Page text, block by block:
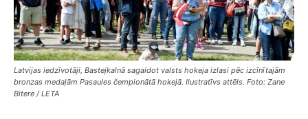
Latvijas iedzīvotāji, Bastejkalnā sagaidot valsts hokeja izlasi pēc izcīnītajām
bronzas medaļām Pasaules čempionātā hokejā. Ilustratīvs attēls. Foto: Zane
Bitere / LETA